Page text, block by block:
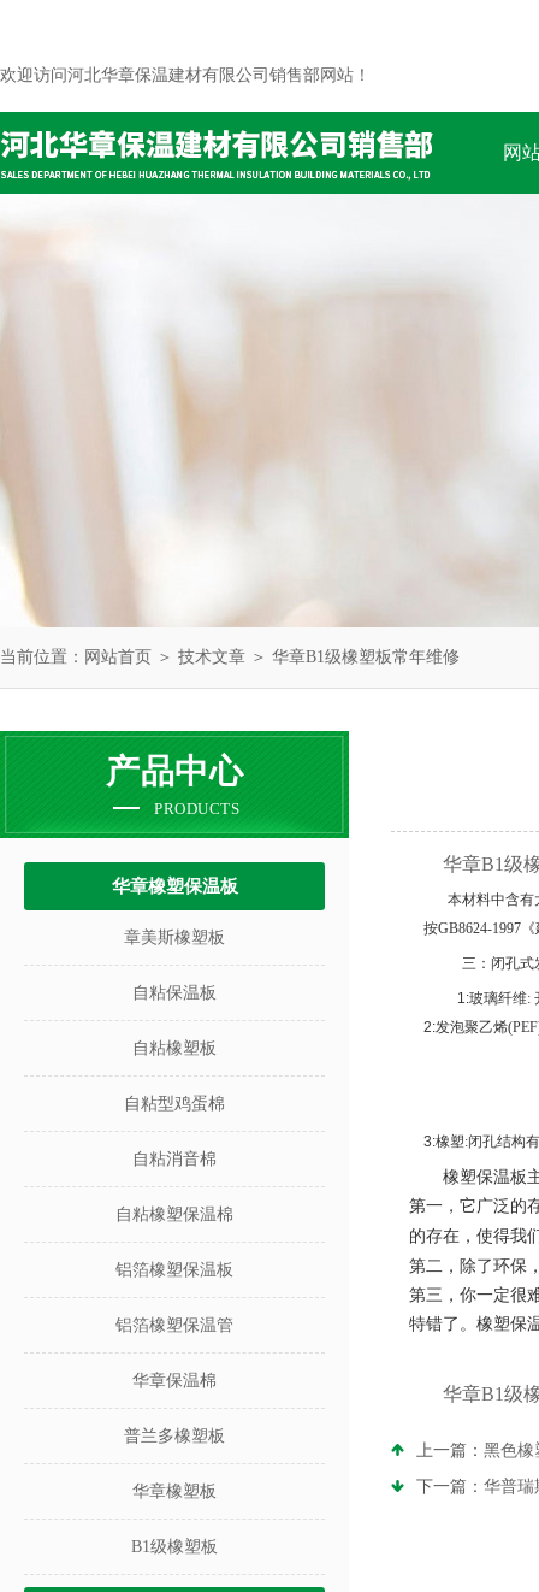
欢迎访问河北华章保温建材有限公司销售部网站！
网
当前位置： 网站首页 ＞ 技术文章 ＞ 华章B1级橡塑板常年维修
产品中心
PRODUCTS
华章橡塑保温板
章美斯橡塑板
自粘保温板
自粘橡塑板
自粘型鸡蛋棉
自粘消音棉
自粘橡塑保温棉
铝箔橡塑保温板
铝箔橡塑保温管
华章保温棉
普兰多橡塑板
华章橡塑板
B1级橡塑板
华章B1级
本材料中含有
按GB8624-1997
三：闭孔式
1:玻璃纤维:
2:发泡聚乙烯
3:橡塑:闭孔结构
橡塑保温板
第一，它广泛的
的存在，使得我
第二，除了环保
第三，你一定很
特错了。橡塑保
华章B1级
上一篇： 黑色橡
下一篇： 华普瑞